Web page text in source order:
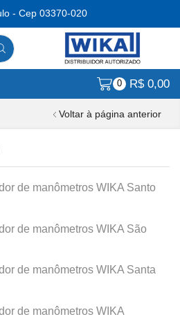
- Cep 03370-020
0 R$0,00
Voltar à página anterior
de manômetros WIKA Santo
de manômetros WIKA São
de manômetros WIKA Santa
de manômetros WIKA